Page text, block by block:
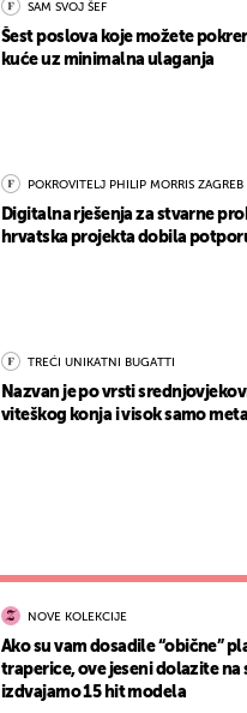
SAM SVOJ ŠEF
Šest poslova koje možete
kuće uz minimalna ulaganja
POKROVITELJ PHILIP MORRIS ZAGREB
Digitalna rješenja za stvarne
hrvatska projekta dobila
TREĆI UNIKATNI BUGATTI
Nazvan je po vrsti
viteškog konja i visok samo
NOVE KOLEKCIJE
Ako su vam dosadile “obične”
traperice, ove jeseni dolazite na
izdvajamo 15 hit modela